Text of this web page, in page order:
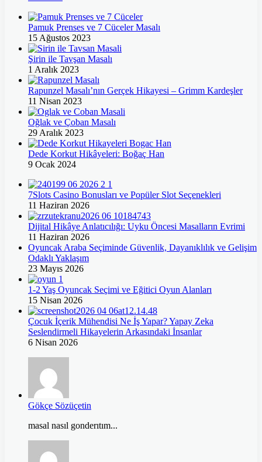
Pamuk Prenses ve 7 Cüceler Masalı
15 Ağustos 2023
Şirin ile Tavşan Masalı
1 Aralık 2023
Rapunzel Masalı’nın Gerçek Hikayesi – Grimm Kardeşler
11 Nisan 2023
Oğlak ve Çoban Masalı
29 Aralık 2023
Dede Korkut Hikâyeleri: Boğaç Han
9 Ocak 2024
7Slots Casino Bonusları ve Popüler Slot Seçenekleri
11 Haziran 2026
Dijital Hikâye Anlatıcılığı: Uyku Öncesi Masalların Evrimi
11 Haziran 2026
Oyuncak Araba Seçiminde Güvenlik, Dayanıklılık ve Gelişim
Odaklı Yaklaşım
23 Mayıs 2026
1-2 Yaş Oyuncak Seçimi ve Eğitici Oyun Alanları
15 Nisan 2026
Çocuk İçerik Mühendisi Ne İş Yapar? Yapay Zeka
Seslendirmeli Hikayelerin Arkasındaki İnsanlar
6 Nisan 2026
Gökçe Sözüçetin
masal nasıl gonderıtım...